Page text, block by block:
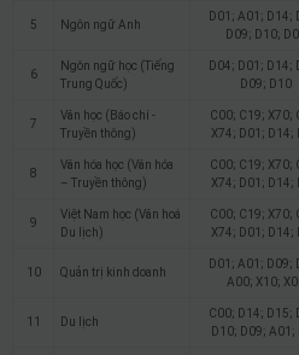
5 Ngôn ngữ Anh
D01; A01; D14;
D09; D10;
6
Ngôn ngữ học (Tiếng
Trung Quốc)
D04; D01; D14;
D09; D10
7
Văn học (Báo chí -
Truyền thông)
C00; C19; X70;
X74; D01; D14;
8
Văn hóa học (Văn hóa
– Truyền thông)
C00; C19; X70;
X74; D01; D14;
9
Việt Nam học (Văn hoá
Du lịch)
C00; C19; X70;
X74; D01; D14;
10 Quản trị kinh doanh
D01; A01; D09;
A00; X10;
11 Du lịch
C00; D14; D15;
D10; D09; A01;